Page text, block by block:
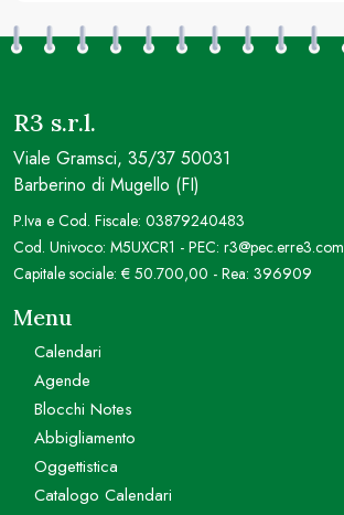
R3 s.r.l.
Viale Gramsci, 35/37 50031
Barberino di Mugello (FI)
P.Iva e Cod. Fiscale: 03879240483
Cod. Univoco: M5UXCR1 - PEC: r3@pec.erre3.com
Capitale sociale: € 50.700,00 - Rea: 396909
Menu
Calendari
Agende
Blocchi Notes
Abbigliamento
Oggettistica
Catalogo Calendari